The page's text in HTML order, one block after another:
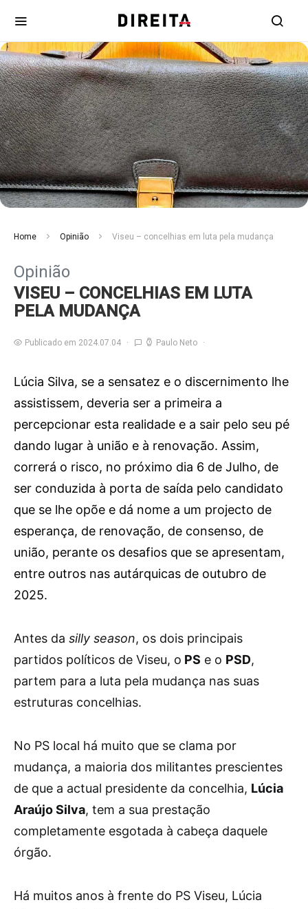
Home Opinião Viseu – concelhias em luta pela mudança
Opinião
VISEU – CONCELHIAS EM LUTA
PELA MUDANÇA
Publicado em 2024.07.04 Paulo Neto
Lúcia Silva, se a sensatez e o discernimento lhe
assistissem, deveria ser a primeira a
percepcionar esta realidade e a sair pelo seu pé
dando lugar à união e à renovação. Assim,
correrá o risco, no próximo dia 6 de Julho, de
ser conduzida à porta de saída pelo candidato
que se lhe opõe e dá nome a um projecto de
esperança, de renovação, de consenso, de
união, perante os desafios que se apresentam,
entre outros nas autárquicas de outubro de
2025.
Antes da silly season, os dois principais
partidos políticos de Viseu, o PS e o PSD,
partem para a luta pela mudança nas suas
estruturas concelhias.
No PS local há muito que se clama por
mudança, a maioria dos militantes prescientes
de que a actual presidente da concelhia, Lúcia
Araújo Silva, tem a sua prestação
completamente esgotada à cabeça daquele
órgão.
Há muitos anos à frente do PS Viseu, Lúcia